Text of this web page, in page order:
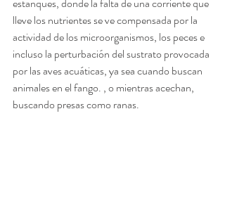
lleve los nutrientes se ve compensada por la
actividad de los microorganismos, los peces e
incluso la perturbación del sustrato provocada
por las aves acuáticas, ya sea cuando buscan
animales en el fango. , o mientras acechan,
buscando presas como ranas.